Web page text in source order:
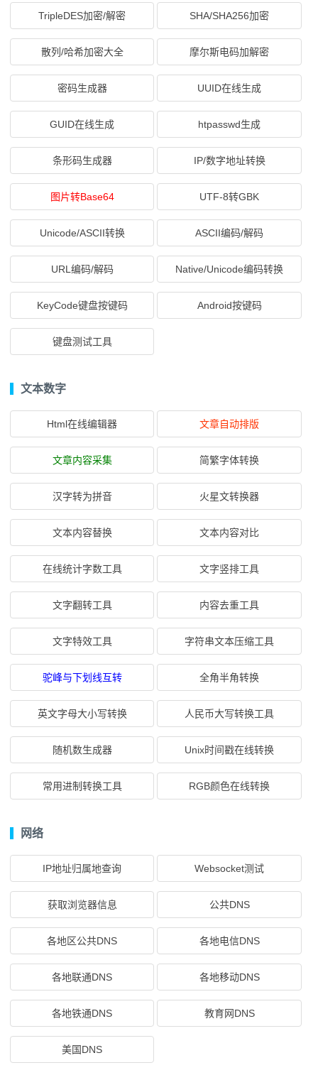
TripleDES加密/解密 SHA/SHA256加密
散列/哈希加密大全 摩尔斯电码加解密
密码生成器 UUID在线生成
GUID在线生成 htpasswd生成
条形码生成器 IP/数字地址转换
图片转Base64 UTF-8转GBK
Unicode/ASCII转换 ASCII编码/解码
URL编码/解码 Native/Unicode编码转换
KeyCode键盘按键码 Android按键码
键盘测试工具
文本数字
Html在线编辑器 文章自动排版
文章内容采集 简繁字体转换
汉字转为拼音 火星文转换器
文本内容替换 文本内容对比
在线统计字数工具 文字竖排工具
文字翻转工具 内容去重工具
文字特效工具 字符串文本压缩工具
驼峰与下划线互转 全角半角转换
英文字母大小写转换 人民币大写转换工具
随机数生成器 Unix时间戳在线转换
常用进制转换工具 RGB颜色在线转换
网络
IP地址归属地查询 Websocket测试
获取浏览器信息 公共DNS
各地区公共DNS 各地电信DNS
各地联通DNS 各地移动DNS
各地铁通DNS 教育网DNS
美国DNS